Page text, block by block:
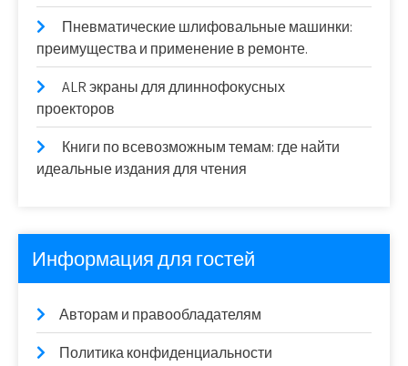
Пневматические шлифовальные машинки:
преимущества и применение в ремонте.
ALR экраны для длиннофокусных
проекторов
Книги по всевозможным темам: где найти
идеальные издания для чтения
Информация для гостей
Авторам и правообладателям
Политика конфиденциальности